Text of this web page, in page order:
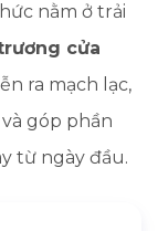
nằm ở trải
cửa
ra mạch lạc,
góp phần
từ ngày đầu.